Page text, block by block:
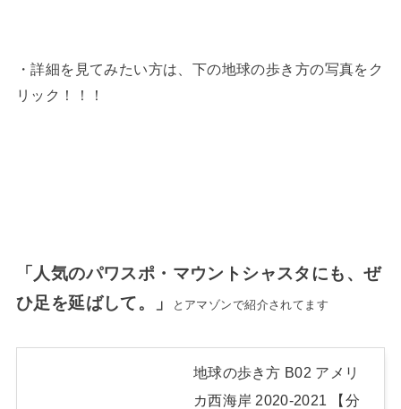
・詳細を見てみたい方は、下の地球の歩き方の写真をク
リック！！！
「人気のパワスポ・マウントシャスタにも、ぜ
ひ足を延ばして。」
とアマゾンで紹介されてます
地球の歩き方 B02 アメリ
カ西海岸 2020-2021 【分